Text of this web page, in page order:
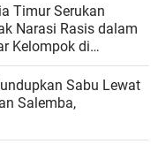
Timur Serukan
Narasi Rasis dalam
Kelompok di
Sabu Lewat
Salemba,